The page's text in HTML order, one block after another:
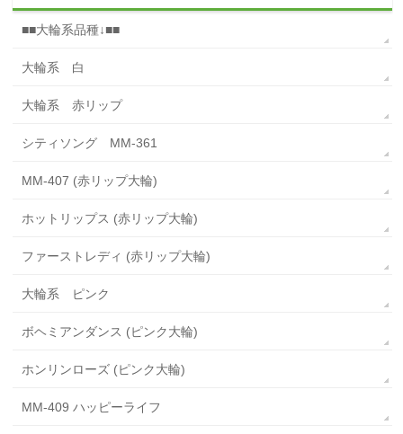
■■大輪系品種↓■■
大輪系 白
大輪系 赤リップ
シティソング MM-361
MM-407 (赤リップ大輪)
ホットリップス (赤リップ大輪)
ファーストレディ (赤リップ大輪)
大輪系 ピンク
ボヘミアンダンス (ピンク大輪)
ホンリンローズ (ピンク大輪)
MM-409 ハッピーライフ